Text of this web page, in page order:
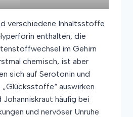
verschiedene Inhaltsstoffe
enthalten, die
im Gehirn
chemisch, ist aber
sich auf Serotonin und
auswirken.
Johanniskraut häufig bei
und nervöser Unruhe